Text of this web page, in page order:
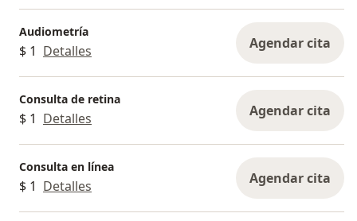
Audiometría
$ 1 Detalles Agendar cita
Consulta de retina
$ 1 Detalles Agendar cita
Consulta en línea
$ 1 Detalles Agendar cita